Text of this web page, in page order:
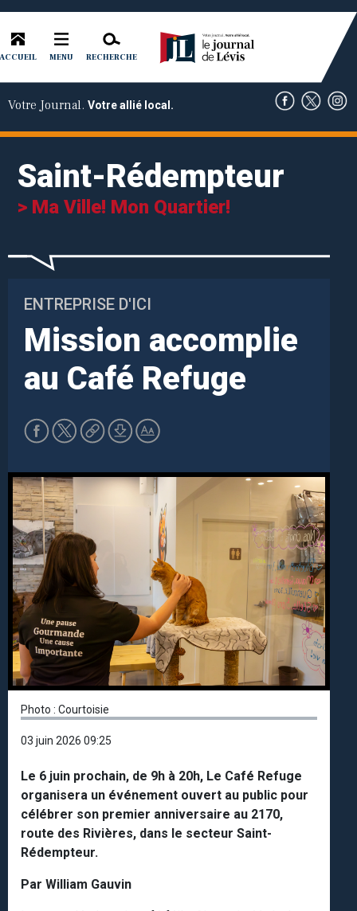
ACCUEIL MENU RECHERCHE
Votre Journal. Votre allié local.
Saint-Rédempteur
> Ma Ville! Mon Quartier!
ENTREPRISE D'ICI
Mission accomplie
au Café Refuge
Photo : Courtoisie
03 juin 2026 09:25
Le 6 juin prochain, de 9h à 20h, Le Café Refuge
organisera un événement ouvert au public pour
célébrer son premier anniversaire au 2170,
route des Rivières, dans le secteur Saint-
Rédempteur.
Par William Gauvin